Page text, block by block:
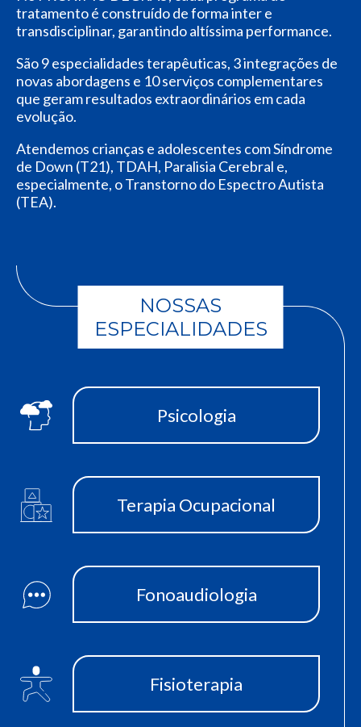
tratamento é construído de forma inter e
transdisciplinar, garantindo altíssima performance.
São 9 especialidades terapêuticas, 3 integrações de
novas abordagens e 10 serviços complementares
que geram resultados extraordinários em cada
evolução.
Atendemos crianças e adolescentes com Síndrome
de Down (T21), TDAH, Paralisia Cerebral e,
especialmente, o Transtorno do Espectro Autista
(TEA).
NOSSAS
ESPECIALIDADES
Psicologia
Terapia Ocupacional
Fonoaudiologia
Fisioterapia